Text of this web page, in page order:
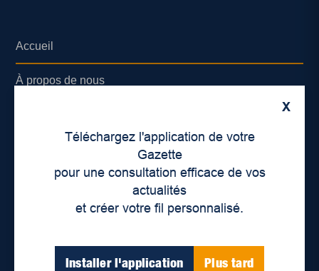
X
Téléchargez l'application de votre
Gazette
pour une consultation efficace de vos
actualités
et créer votre fil personnalisé.
Installer l'application Plus tard
Accueil
À propos de nous
Lieux de distribution